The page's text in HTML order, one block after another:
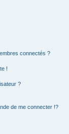
connectés ?
!
?
de me connecter !?